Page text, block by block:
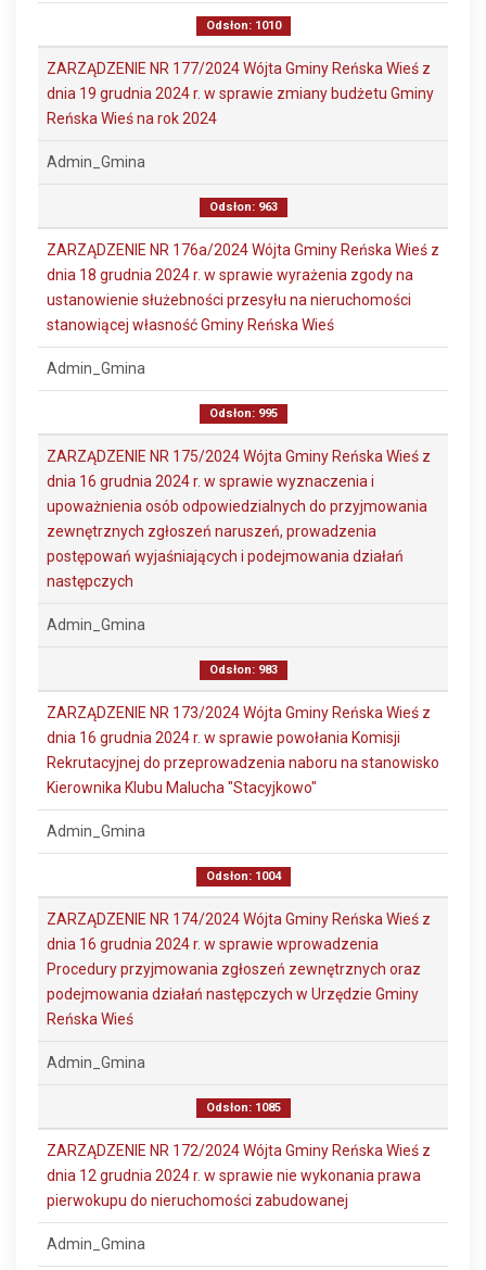
Odsłon: 1010
ZARZĄDZENIE NR 177/2024 Wójta Gminy Reńska Wieś z
dnia 19 grudnia 2024 r. w sprawie zmiany budżetu Gminy
Reńska Wieś na rok 2024
Admin_Gmina
Odsłon: 963
ZARZĄDZENIE NR 176a/2024 Wójta Gminy Reńska Wieś z
dnia 18 grudnia 2024 r. w sprawie wyrażenia zgody na
ustanowienie służebności przesyłu na nieruchomości
stanowiącej własność Gminy Reńska Wieś
Admin_Gmina
Odsłon: 995
ZARZĄDZENIE NR 175/2024 Wójta Gminy Reńska Wieś z
dnia 16 grudnia 2024 r. w sprawie wyznaczenia i
upoważnienia osób odpowiedzialnych do przyjmowania
zewnętrznych zgłoszeń naruszeń, prowadzenia
postępowań wyjaśniających i podejmowania działań
następczych
Admin_Gmina
Odsłon: 983
ZARZĄDZENIE NR 173/2024 Wójta Gminy Reńska Wieś z
dnia 16 grudnia 2024 r. w sprawie powołania Komisji
Rekrutacyjnej do przeprowadzenia naboru na stanowisko
Kierownika Klubu Malucha "Stacyjkowo"
Admin_Gmina
Odsłon: 1004
ZARZĄDZENIE NR 174/2024 Wójta Gminy Reńska Wieś z
dnia 16 grudnia 2024 r. w sprawie wprowadzenia
Procedury przyjmowania zgłoszeń zewnętrznych oraz
podejmowania działań następczych w Urzędzie Gminy
Reńska Wieś
Admin_Gmina
Odsłon: 1085
ZARZĄDZENIE NR 172/2024 Wójta Gminy Reńska Wieś z
dnia 12 grudnia 2024 r. w sprawie nie wykonania prawa
pierwokupu do nieruchomości zabudowanej
Admin_Gmina